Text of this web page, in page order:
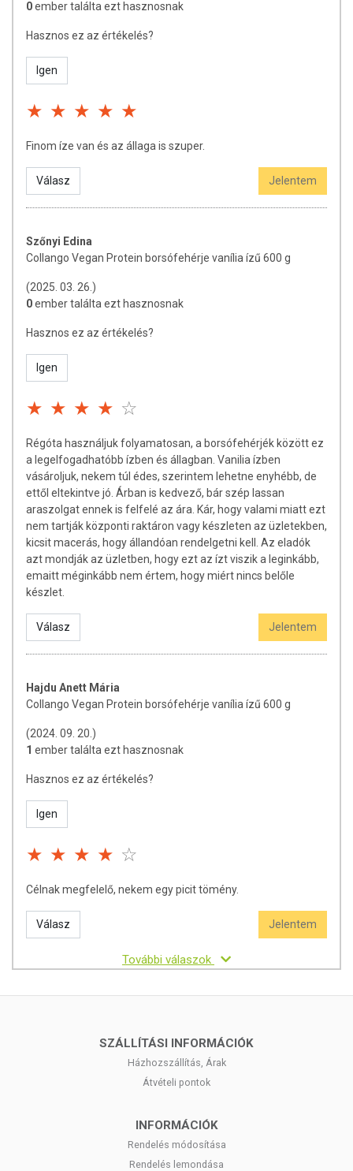
Tejmentes
GMO mentes
Hozzáadott mesterséges édesítőt nem tartalmaz
TOVÁBBI TUDNIVALÓK
Minőségét megőrzi: Lásd a csomagoláson feltüntetett
időpontot.
Forgalmazó: Hofood Kft.
A termék nem helyettesíti a kiegyensúlyozott, vegyes étrendet és
az egészséges életmódot! A termék nem gyógyít betegségeket!
Betegség esetén használatát konzultálja kezelőorvosával. Az
ajánlott napi fogyasztási mennyiséget ne lépje túl! Ne szedje a
allergiás! Kisgyermektől elzárva tartandó!
0ember találta ezt hasznosnak
Hasznos ez az értékelés?
Igen
Finom íze van és az állaga is szuper.
Válasz Jelentem
Szőnyi Edina
Collango Vegan Protein borsófehérje vanília ízű 600 g
(2025. 03. 26.)
0ember találta ezt hasznosnak
Hasznos ez az értékelés?
Igen
Régóta használjuk folyamatosan, a borsófehérjék között ez
a legelfogadhatóbb ízben és állagban. Vanilia ízben
vásároljuk, nekem túl édes, szerintem lehetne enyhébb, de
ettől eltekintve jó. Árban is kedvező, bár szép lassan
araszolgat ennek is felfelé az ára. Kár, hogy valami miatt ezt
nem tartják központi raktáron vagy készleten az üzletekben,
kicsit macerás, hogy állandóan rendelgetni kell. Az eladók
azt mondják az üzletben, hogy ezt az ízt viszik a leginkább,
emaitt méginkább nem értem, hogy miért nincs belőle
készlet.
Válasz Jelentem
Hajdu Anett Mária
Collango Vegan Protein borsófehérje vanília ízű 600 g
(2024. 09. 20.)
1 ember találta ezt hasznosnak
Hasznos ez az értékelés?
Igen
Célnak megfelelő, nekem egy picit tömény.
Válasz Jelentem
További válaszok
SZÁLLÍTÁSI INFORMÁCIÓK
Házhozszállítás, Árak
Átvételi pontok
INFORMÁCIÓK
Rendelés módosítása
Rendelés lemondása